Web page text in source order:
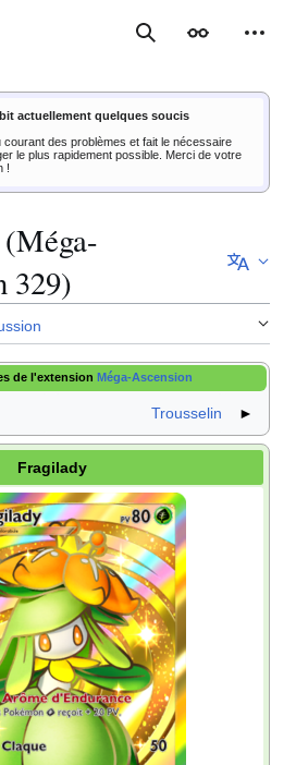
RechercherApparence
actuellement quelques soucis
courant des problèmes et fait le nécessaire
le plus rapidement possible. Merci de votre
!
329)
de l'extension Méga-Ascension
Trousselin ►
Fragilady